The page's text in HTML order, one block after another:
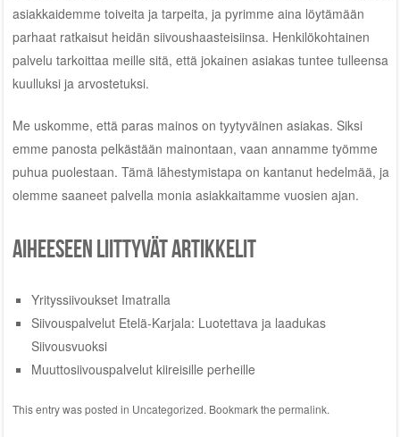
asiakkaidemme toiveita ja tarpeita, ja pyrimme aina löytämään
parhaat ratkaisut heidän siivoushaasteisiinsa. Henkilökohtainen
palvelu tarkoittaa meille sitä, että jokainen asiakas tuntee tulleensa
kuulluksi ja arvostetuksi.
Me uskomme, että paras mainos on tyytyväinen asiakas. Siksi
emme panosta pelkästään mainontaan, vaan annamme työmme
puhua puolestaan. Tämä lähestymistapa on kantanut hedelmää, ja
olemme saaneet palvella monia asiakkaitamme vuosien ajan.
Aiheeseen liittyvät artikkelit
Yrityssiivoukset Imatralla
Siivouspalvelut Etelä-Karjala: Luotettava ja laadukas
Siivousvuoksi
Muuttosiivouspalvelut kiireisille perheille
This entry was posted in Uncategorized. Bookmark the permalink.